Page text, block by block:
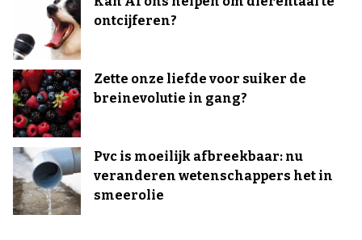
ontcijferen?
Zette onze liefde voor suiker de
breinevolutie in gang?
Pvc is moeilijk afbreekbaar: nu
veranderen wetenschappers het in
smeerolie